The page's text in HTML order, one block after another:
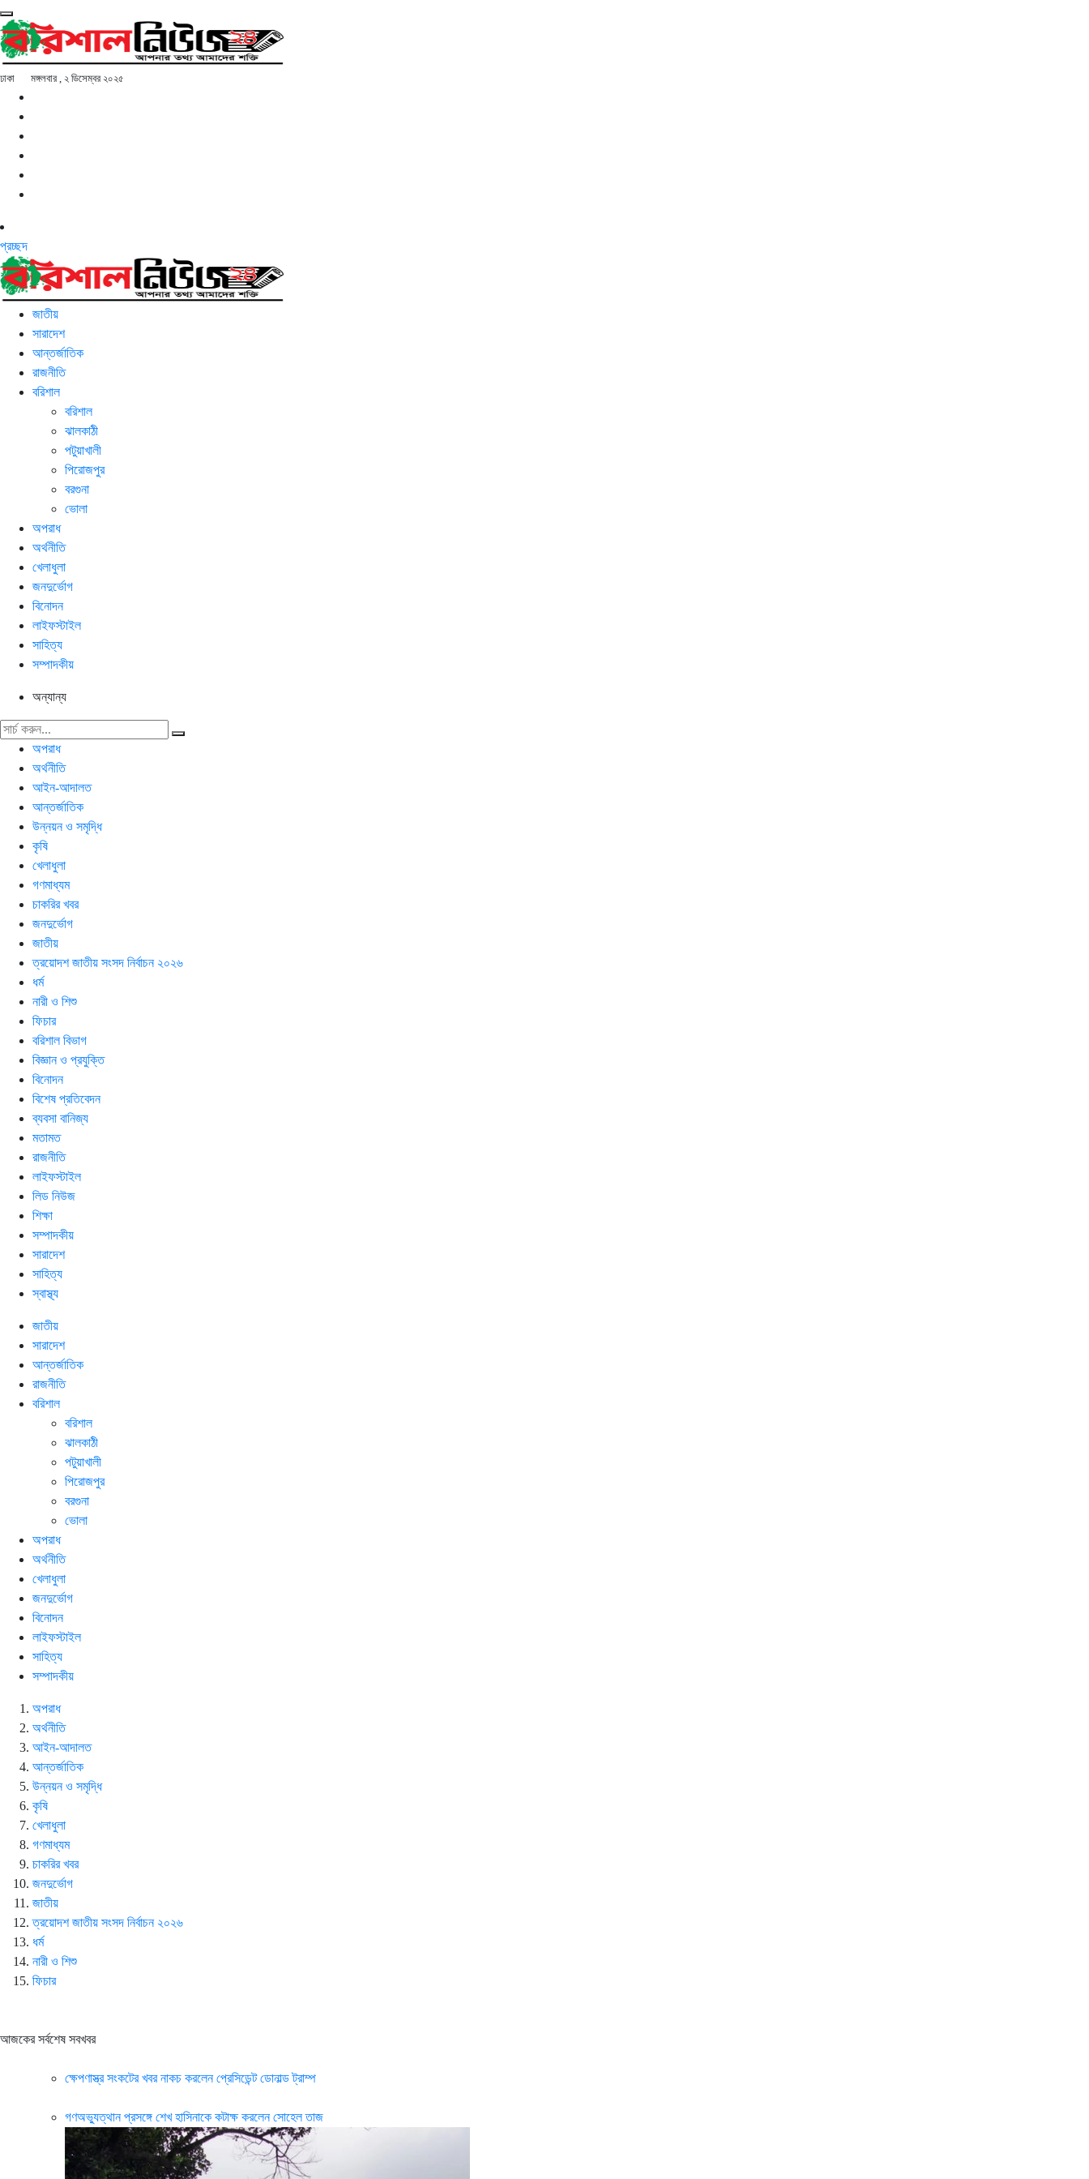
ঢাকা মঙ্গলবার , ২ ডিসেম্বর ২০২৫
প্রচ্ছদ
জাতীয়
সারাদেশ
আন্তর্জাতিক
রাজনীতি
বরিশাল
বরিশাল
ঝালকাঠী
পটুয়াখালী
পিরোজপুর
বরগুনা
ভোলা
অপরাধ
অর্থনীতি
খেলাধুলা
জনদুর্ভোগ
বিনোদন
লাইফস্টাইল
সাহিত্য
সম্পাদকীয়
অন্যান্য
অপরাধ
অর্থনীতি
আইন-আদালত
আন্তর্জাতিক
উন্নয়ন ও সমৃদ্ধি
কৃষি
খেলাধুলা
গণমাধ্যম
চাকরির খবর
জনদুর্ভোগ
জাতীয়
ত্রয়োদশ জাতীয় সংসদ নির্বাচন ২০২৬
ধর্ম
নারী ও শিশু
ফিচার
বরিশাল বিভাগ
বিজ্ঞান ও প্রযুক্তি
বিনোদন
বিশেষ প্রতিবেদন
ব্যবসা বানিজ্য
মতামত
রাজনীতি
লাইফস্টাইল
লিড নিউজ
শিক্ষা
সম্পাদকীয়
সারাদেশ
সাহিত্য
স্বাস্থ্য
জাতীয়
সারাদেশ
আন্তর্জাতিক
রাজনীতি
বরিশাল
বরিশাল
ঝালকাঠী
পটুয়াখালী
পিরোজপুর
বরগুনা
ভোলা
অপরাধ
অর্থনীতি
খেলাধুলা
জনদুর্ভোগ
বিনোদন
লাইফস্টাইল
সাহিত্য
সম্পাদকীয়
অপরাধ
অর্থনীতি
আইন-আদালত
আন্তর্জাতিক
উন্নয়ন ও সমৃদ্ধি
কৃষি
খেলাধুলা
গণমাধ্যম
চাকরির খবর
জনদুর্ভোগ
জাতীয়
ত্রয়োদশ জাতীয় সংসদ নির্বাচন ২০২৬
ধর্ম
নারী ও শিশু
ফিচার
আজকের সর্বশেষ সবখবর
ক্ষেপণাস্ত্র সংকটের খবর নাকচ করলেন প্রেসিডেন্ট ডোনাল্ড ট্রাম্প
গণঅভ্যুত্থান প্রসঙ্গে শেখ হাসিনাকে কটাক্ষ করলেন সোহেল তাজ